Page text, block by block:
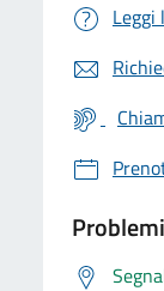
Leggi